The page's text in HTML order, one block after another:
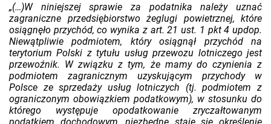
„(…)W niniejszej sprawie za podatnika należy uznać
zagraniczne przedsiębiorstwo żeglugi powietrznej, które
osiągnęło przychód, co wynika z art. 21 ust. 1 pkt 4 updop.
Niewątpliwie podmiotem, który osiągnął przychód na
terytorium Polski z tytułu usług przewozu lotniczego jest
przewoźnik. W związku z tym, że mamy do czynienia z
podmiotem zagranicznym uzyskującym przychody w
Polsce ze sprzedaży usług lotniczych (tj. podmiotem z
ograniczonym obowiązkiem podatkowym), w stosunku do
którego występuje opodatkowanie zryczałtowanym